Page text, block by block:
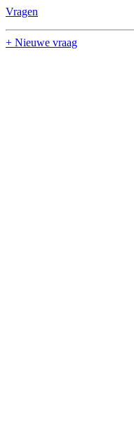
Vragen
+ Nieuwe vraag